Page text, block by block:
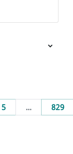
5 ... 829